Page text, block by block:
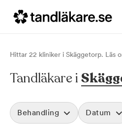
Hittar 22 kliniker i Skäggetorp. Läs
Tandläkare i
Behandling Datum